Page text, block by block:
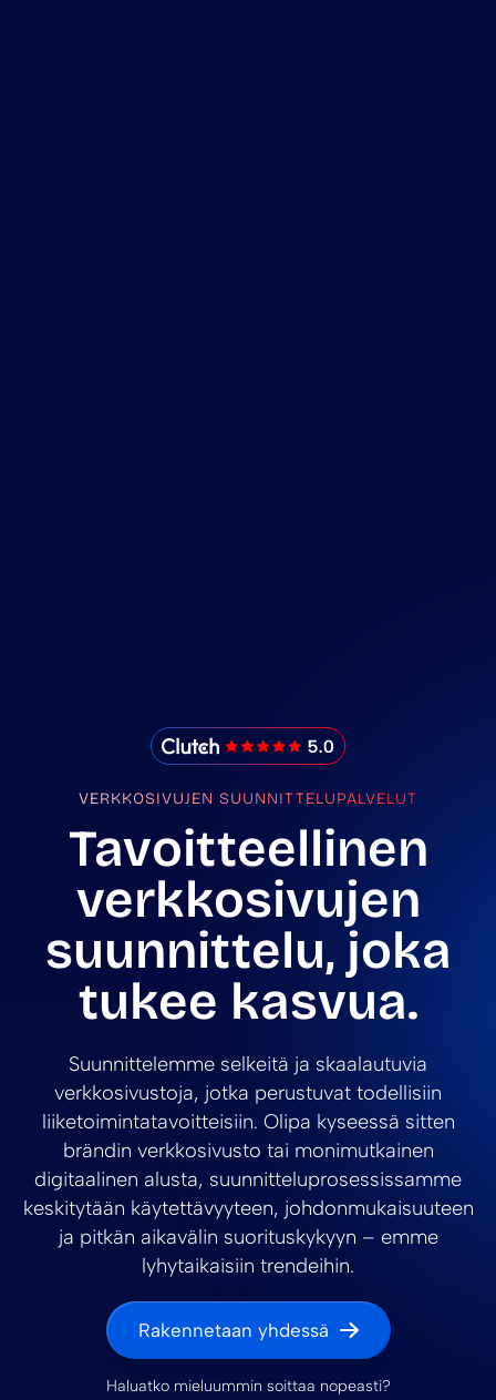
IMADO Reviews
VERKKOSIVUJEN SUUNNITTELUPALVELUT
Tavoitteellinen
verkkosivujen
suunnittelu, joka
tukee kasvua.
Suunnittelemme selkeitä ja skaalautuvia
verkkosivustoja, jotka perustuvat todellisiin
liiketoimintatavoitteisiin. Olipa kyseessä sitten
brändin verkkosivusto tai monimutkainen
digitaalinen alusta, suunnitteluprosessissamme
keskitytään käytettävyyteen, johdonmukaisuuteen
ja pitkän aikavälin suorituskykyyn – emme
lyhytaikaisiin trendeihin.
Rakennetaan yhdessä
Haluatko mieluummin soittaa nopeasti?